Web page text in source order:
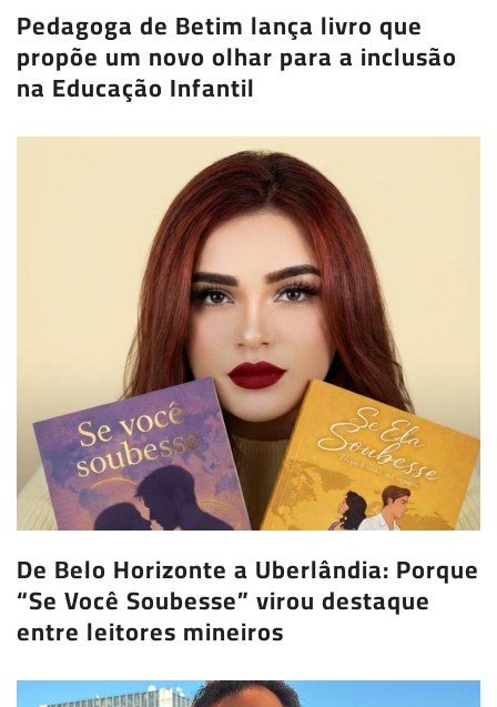
Pedagoga de Betim lança livro que
propõe um novo olhar para a inclusão
na Educação Infantil
De Belo Horizonte a Uberlândia: Porque
“Se Você Soubesse” virou destaque
entre leitores mineiros